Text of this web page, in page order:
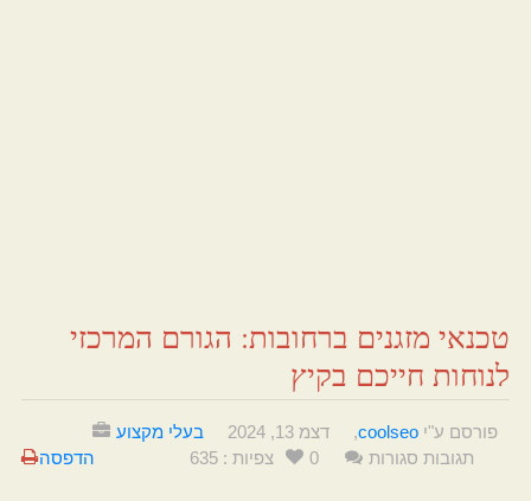
טכנאי מזגנים ברחובות: הגורם המרכזי
לנוחות חייכם בקיץ
פורסם ע"י coolseo
, דצמ 13, 2024
בעלי מקצוע
תגובות סגורות
0 צפיות : 635 הדפסה